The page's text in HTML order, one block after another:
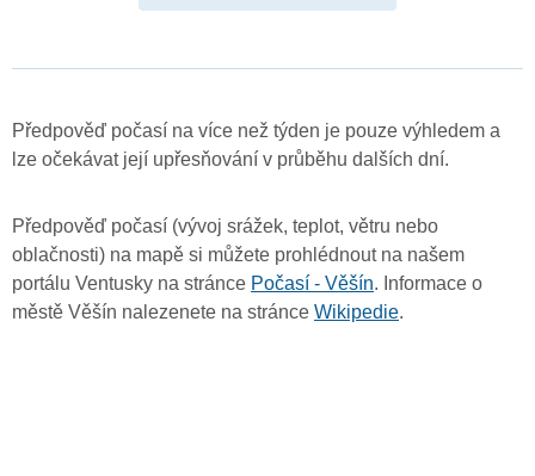
Předpověď počasí na více než týden je pouze výhledem a
lze očekávat její upřesňování v průběhu dalších dní.
Předpověď počasí (vývoj srážek, teplot, větru nebo
oblačnosti) na mapě si můžete prohlédnout na našem
portálu Ventusky na stránce Počasí - Věšín. Informace o
městě Věšín nalezenete na stránce Wikipedie.